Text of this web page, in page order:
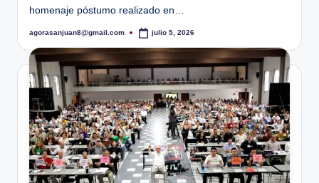
homenaje póstumo realizado en…
Publicado
agorasanjuan8@gmail.com julio 5, 2026